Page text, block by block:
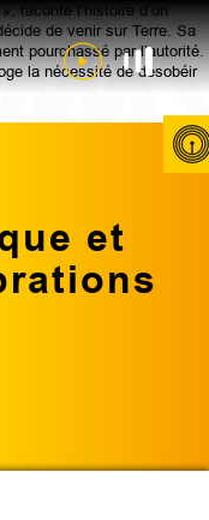
raconte l’histoire d’un
de venir sur Terre. Sa
pourchassé par l’autorité.
la nécessité de désobéir
et